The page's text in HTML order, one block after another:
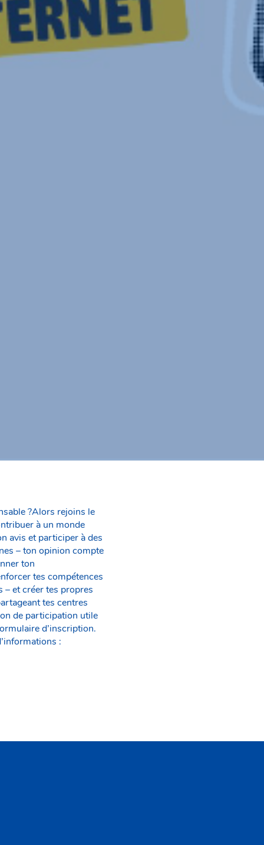
?Alors rejoins le
à un monde
avis et participer à des
– ton opinion compte
ton
tes compétences
– et créer tes propres
tes centres
de participation utile
d’inscription.
: